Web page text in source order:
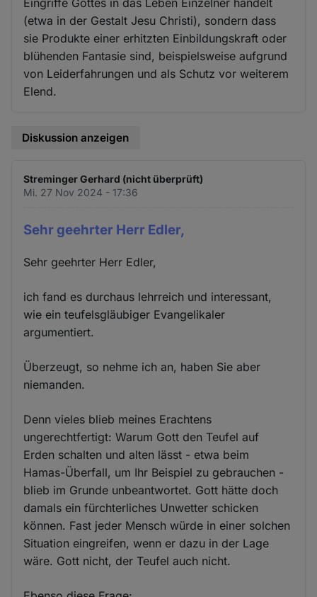
(etwa in der Gestalt Jesu Christi), sondern dass
sie Produkte einer erhitzten Einbildungskraft oder
blühenden Fantasie sind, beispielsweise aufgrund
von Leiderfahrungen und als Schutz vor weiterem
Elend.
Diskussion anzeigen
Streminger Gerhard (nicht überprüft)
Mi. 27 Nov 2024 - 17:36
Sehr geehrter Herr Edler,
Sehr geehrter Herr Edler,
ich fand es durchaus lehrreich und interessant,
wie ein teufelsgläubiger Evangelikaler
argumentiert.
Überzeugt, so nehme ich an, haben Sie aber
niemanden.
Denn vieles blieb meines Erachtens
ungerechtfertigt: Warum Gott den Teufel auf
Erden schalten und alten lässt - etwa beim
Hamas-Überfall, um Ihr Beispiel zu gebrauchen -
blieb im Grunde unbeantwortet. Gott hätte doch
damals ein fürchterliches Unwetter schicken
können. Fast jeder Mensch würde in einer solchen
Situation eingreifen, wenn er dazu in der Lage
wäre. Gott nicht, der Teufel auch nicht.